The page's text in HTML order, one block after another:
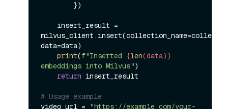
data=data)
print(f"Inserted {len(data)}
embeddings into Milvus")
return insert_result
# Usage example
video_url =
"https://example.com/your-